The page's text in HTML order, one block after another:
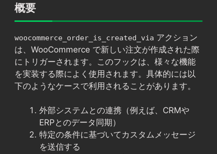
リ
概要
woocommerce_order_is_created_via アクション
は、WooCommerce で新しい注文が作成された際
にトリガーされます。このフックは、様々な機能
を実装する際によく使用されます。具体的には以
下のようなケースで利用されることがあります。
外部システムとの連携（例えば、CRMや
ERPとのデータ同期）
特定の条件に基づいてカスタムメッセージ
を送信する